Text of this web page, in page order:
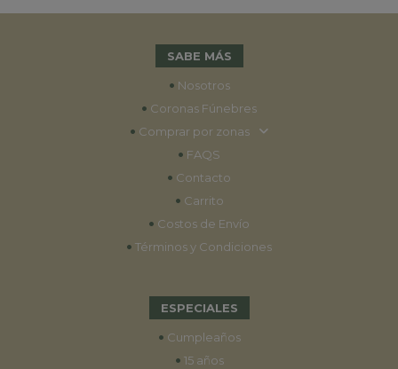
SABE MÁS
• Nosotros
• Coronas Fúnebres
• Comprar por zonas
• FAQS
• Contacto
• Carrito
• Costos de Envío
• Términos y Condiciones
ESPECIALES
• Cumpleaños
• 15 años